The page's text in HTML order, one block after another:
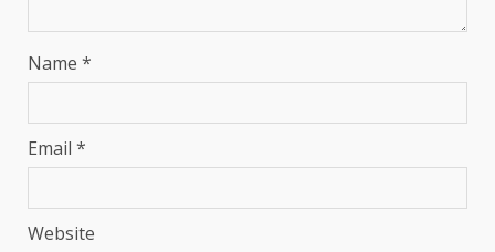
Name *
Email *
Website